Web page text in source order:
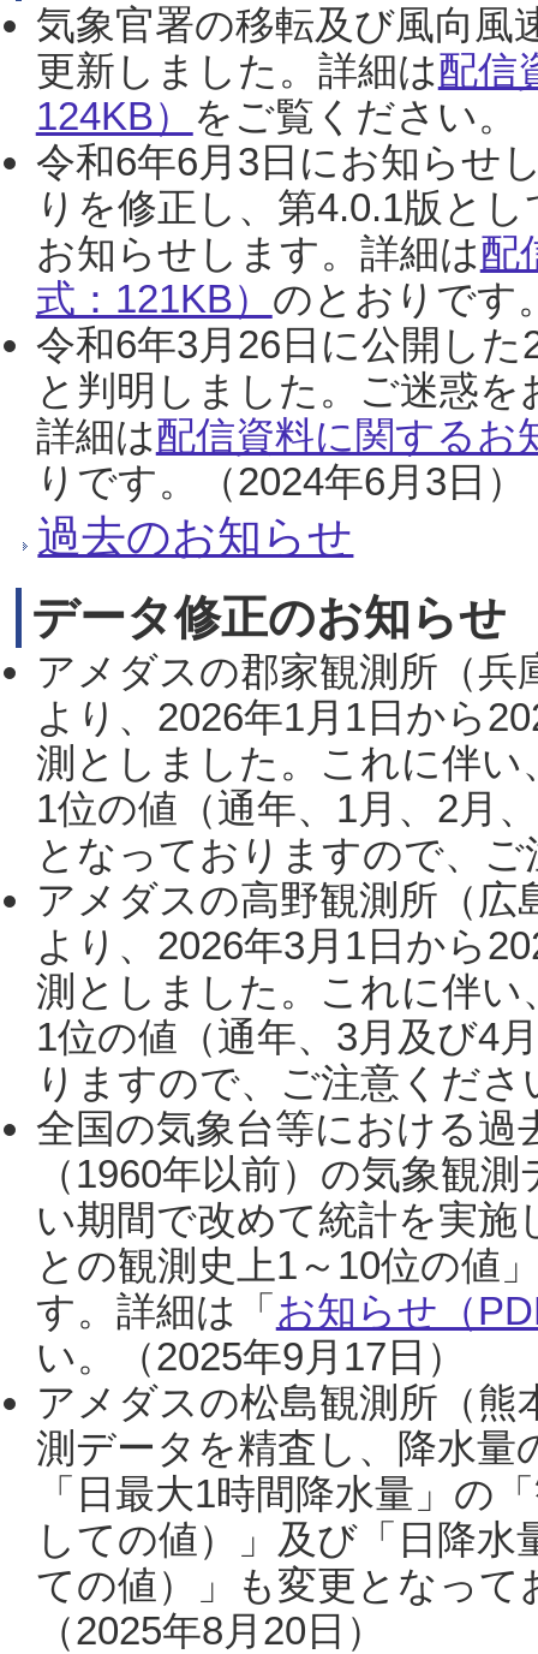
気象官署の移転及び風向風
更新しました。詳細は配信
124KB） をご覧ください。
令和6年6月3日にお知らせ
りを修正し、第4.0.1版と
お知らせします。詳細は配
式：121KB） のとおりです
令和6年3月26日に公開し
と判明しました。ご迷惑
詳細は配信資料に関するお
りです。（2024年6月3日）
過去のお知らせ
データ修正のお知らせ
アメダスの郡家観測所（
より、2026年1月1日から
測としました。これに伴い
1位の値（通年、1月、2月
となっておりますので、
アメダスの高野観測所（
より、2026年3月1日から
測としました。これに伴い
1位の値（通年、3月及び4
りますので、ご注意くだ
全国の気象台等における過
（1960年以前）の気象観
い期間で改めて統計を実
との観測史上1～10位の値
す。詳細は「 お知らせ（
い。（2025年9月17日）
アメダスの松島観測所（熊
測データを精査し、降水
「日最大1時間降水量」の
しての値）」及び「日降
ての値）」も変更となっ
（2025年8月20日）